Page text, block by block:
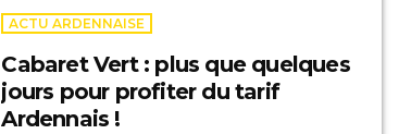
ACTU ARDENNAISE
Cabaret Vert : plus que quelques
jours pour profiter du tarif
Ardennais !